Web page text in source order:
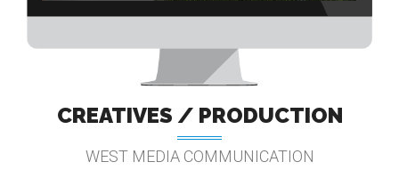
CREATIVES / PRODUCTION
WEST MEDIA COMMUNICATION